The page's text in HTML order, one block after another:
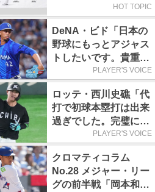
ブ記念グッズ第2弾が
HOT TOPIC
DeNA・ビド「日本の
野球にもっとアジャス
トしたいです。貴重な
経験になると思いま
PLAYER'S VOICE
ロッテ・西川史礁「代
打で初球本塁打は出来
過ぎでした。完璧に打
てたと思います」／球
PLAYER'S VOICE
クロマティコラム
No.28 メジャー・リー
グの前半戦「岡本和真